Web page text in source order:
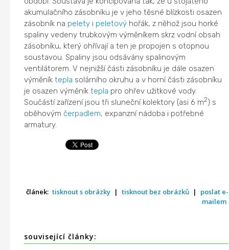
akumulačního zásobníku je v jeho těsné blízkosti osazen
zásobník na pelety i peletový hořák, z něhož jsou horké
spaliny vedeny trubkovým výměníkem skrz vodní obsah
zásobníku, který ohřívají a ten je propojen s otopnou
soustavou. Spaliny jsou odsávány spalinovým
ventilátorem. V nejnižší části zásobníku je dále osazen
výměníktepla solárního okruhu a v horní části zásobníku
je osazen výměníktepla pro ohřev užitkové vody.
Součástí zařízení jsou tři sluneční kolektory (asi 6 m2) s
oběhovýmčerpadlem, expanzní nádoba i potřebné
armatury.
článek: tisknout s obrázky | tisknout bez obrázků |
poslat e-
mailem
související články: